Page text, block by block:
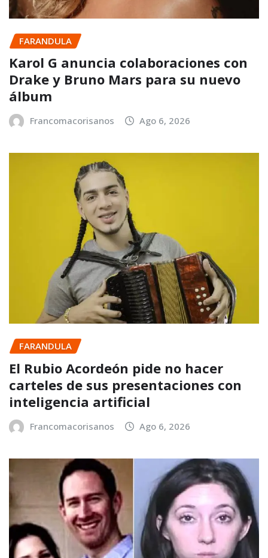
FARANDULA
Karol G anuncia colaboraciones con
Drake y Bruno Mars para su nuevo
álbum
Francomacorisanos Ago 6, 2026
FARANDULA
El Rubio Acordeón pide no hacer
carteles de sus presentaciones con
inteligencia artificial
Francomacorisanos Ago 6, 2026